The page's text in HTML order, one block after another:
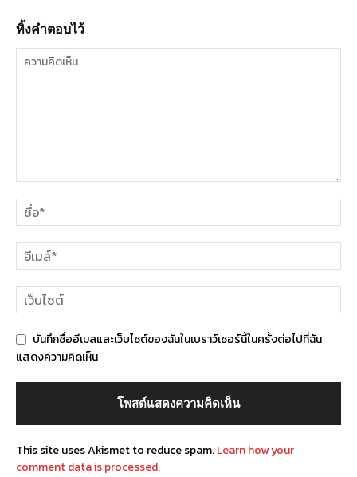
ทิ้งคำตอบไว้
บันทึกชื่ออีเมลและเว็บไซต์ของฉันในเบราว์เซอร์นี้ในครั้งต่อไปที่ฉัน
แสดงความคิดเห็น
This site uses Akismet to reduce spam.Learn how your
comment data is processed.